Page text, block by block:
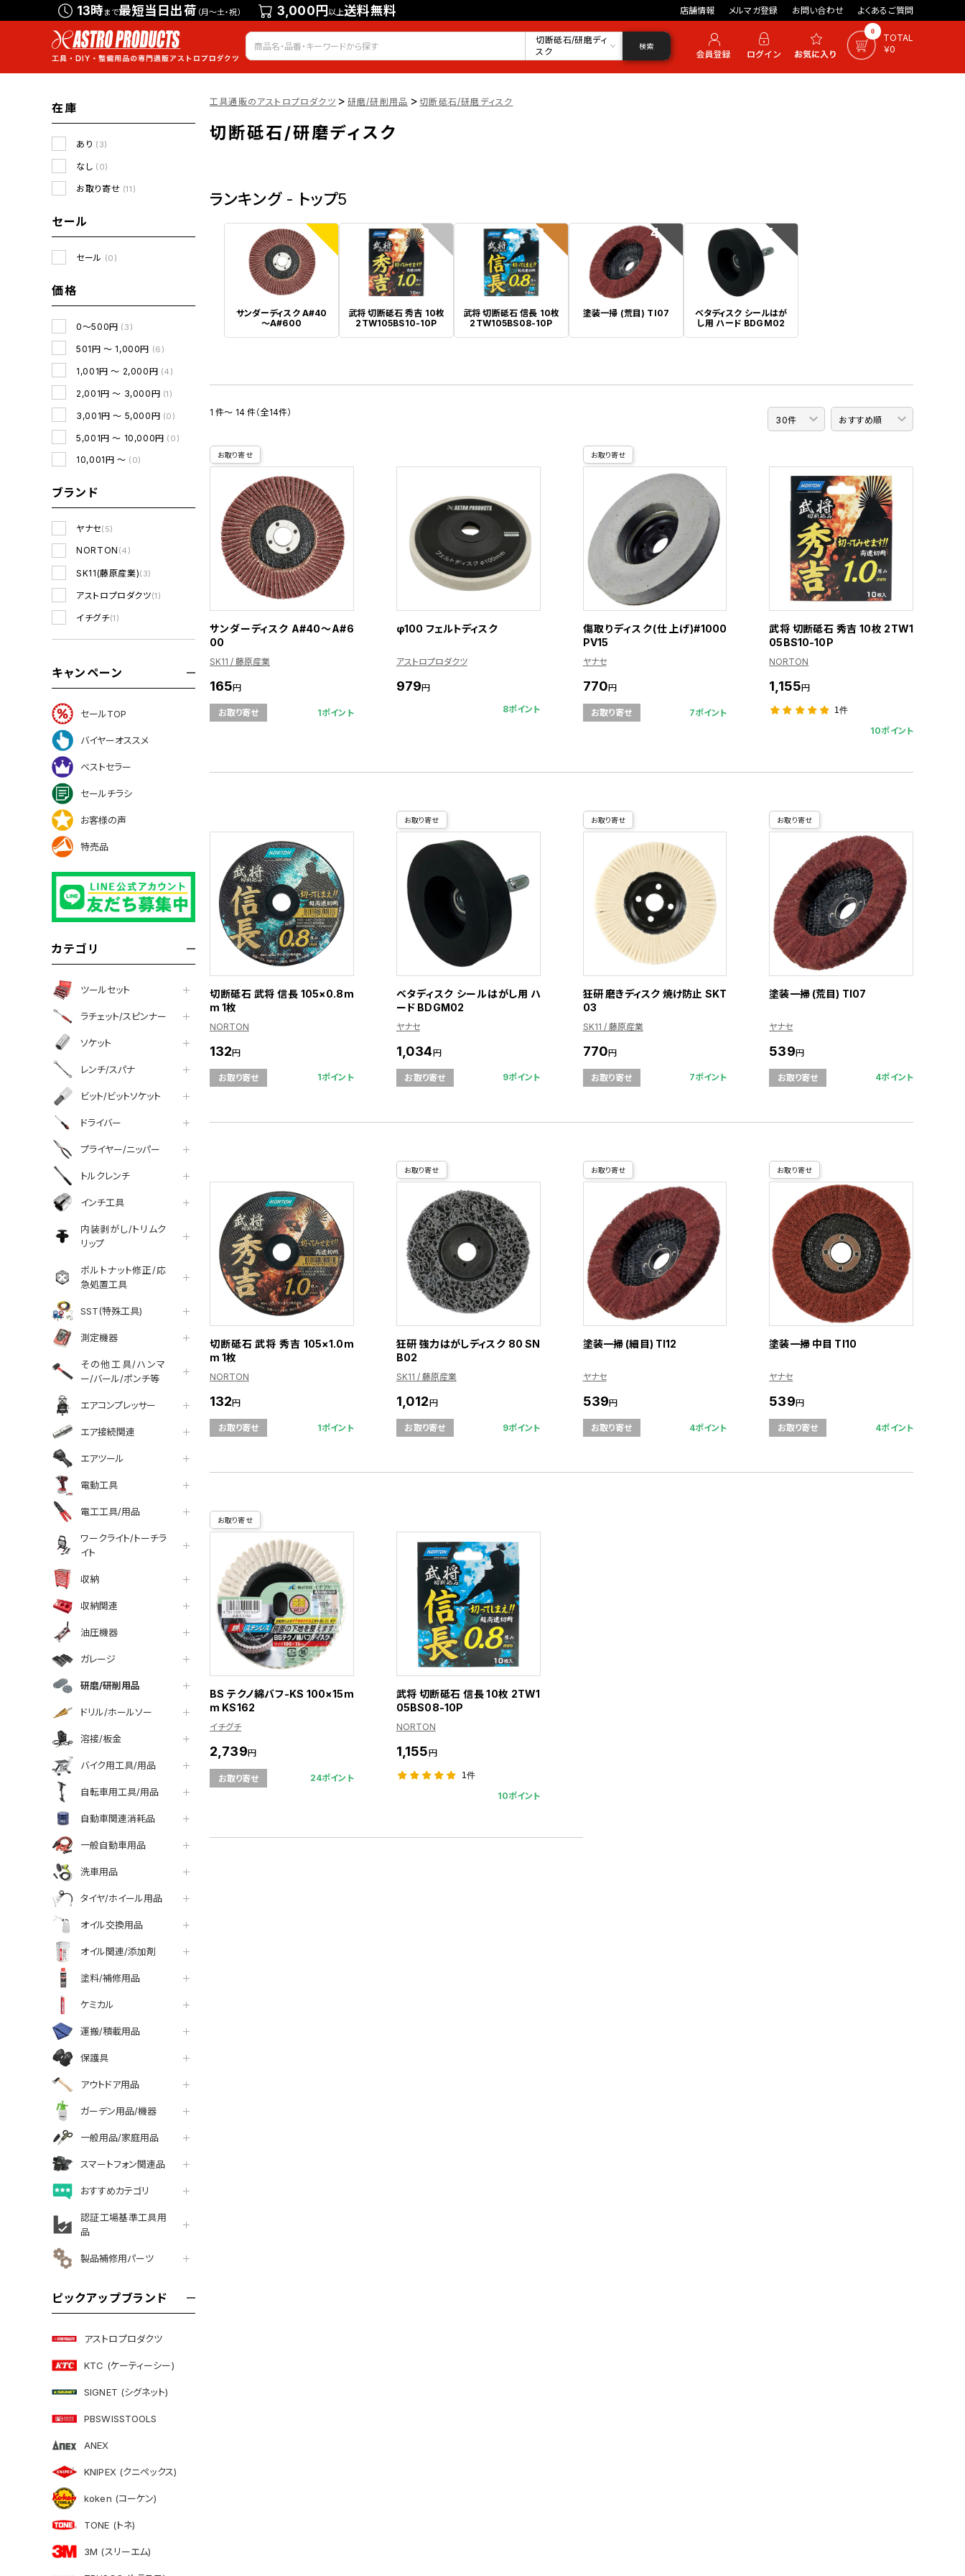
13時まで最短当日出荷 （月～土・祝） 3,000円以上送料無料 店舗情報 メルマガ登録 お問い合わせ よくあるご質問
会員登録 ログイン お気に入り 0
TOTAL
￥0
切断砥石/研磨ディ
スク
検索
在庫
あり (3)
なし (0)
お取り寄せ (11)
セール
セール (0)
価格
0～500円 (3)
501円 ～ 1,000円 (6)
1,001円 ～ 2,000円 (4)
2,001円 ～ 3,000円 (1)
3,001円 ～ 5,000円 (0)
5,001円 ～ 10,000円 (0)
10,001円 ～ (0)
ブランド
ヤナセ(5)
NORTON (4)
SK11(藤原産業)(3)
アストロプロダクツ(1)
イチグチ(1)
キャンペーン
セールTOP
バイヤーオススメ
ベストセラー
セールチラシ
お客様の声
特売品
カテゴリ
ツールセット
ラチェット/スピンナー
ソケット
レンチ/スパナ
ビット/ビットソケット
ドライバー
プライヤー/ニッパー
トルクレンチ
インチ工具
内装剥がし/トリムク
リップ
ボルトナット修正/応
急処置工具
SST(特殊工具)
測定機器
その他工具/ハンマ
ー/バール/ポンチ等
エアコンプレッサー
エア接続関連
エアツール
電動工具
電工工具/用品
ワークライト/トーチラ
イト
収納
収納関連
油圧機器
ガレージ
研磨/研削用品
ドリル/ホールソー
溶接/板金
バイク用工具/用品
自転車用工具/用品
自動車関連消耗品
一般自動車用品
洗車用品
タイヤ/ホイール用品
オイル交換用品
オイル関連/添加剤
塗料/補修用品
ケミカル
運搬/積載用品
保護具
アウトドア用品
ガーデン用品/機器
一般用品/家庭用品
スマートフォン関連品
おすすめカテゴリ
認証工場基準工具用
品
製品補修用パーツ
ピックアップブランド
アストロプロダクツ
KTC (ケーティーシー)
SIGNET (シグネット)
PBSWISSTOOLS
ANEX
KNIPEX (クニペックス)
koken (コーケン)
TONE (トネ)
3M (スリーエム)
工具通販のアストロプロダクツ > 研磨/研削用品 > 切断砥石/研磨ディスク
切断砥石/研磨ディスク
ランキング - トップ5
1
サンダーディスク A#40
～A#600
2
武将 切断砥石 秀吉 10枚
2TW105BS10-10P
3
武将 切断砥石 信長 10枚
2TW105BS08-10P
4
塗装一掃 (荒目) TI07
5
ベタディスク シールはが
し用 ハード BDGM02
1 件～ 14 件（全14件）
お取り寄せ
サンダーディスク A#40～A#6
00
SK11 / 藤原産業
165円
お取り寄せ 1ポイント
φ100 フェルトディスク
アストロプロダクツ
979円
8ポイント
お取り寄せ
傷取りディスク(仕上げ)#1000
PV15
ヤナセ
770円
お取り寄せ 7ポイント
武将 切断砥石 秀吉 10枚 2TW1
05BS10-10P
NORTON
1,155円
1件
10ポイント
切断砥石 武将 信長 105×0.8m
m 1枚
NORTON
132円
お取り寄せ 1ポイント
お取り寄せ
ベタディスク シールはがし用 ハ
ード BDGM02
ヤナセ
1,034円
お取り寄せ 9ポイント
お取り寄せ
狂研 磨きディスク 焼け防止 SKT
03
SK11 / 藤原産業
770円
お取り寄せ 7ポイント
お取り寄せ
塗装一掃 (荒目) TI07
ヤナセ
539円
お取り寄せ 4ポイント
切断砥石 武将 秀吉 105×1.0m
m 1枚
NORTON
132円
お取り寄せ 1ポイント
お取り寄せ
狂研 強力はがしディスク 80 SN
B02
SK11 / 藤原産業
1,012円
お取り寄せ 9ポイント
お取り寄せ
塗装一掃 (細目) TI12
ヤナセ
539円
お取り寄せ 4ポイント
お取り寄せ
塗装一掃 中目 TI10
ヤナセ
539円
お取り寄せ 4ポイント
お取り寄せ
BS テクノ綿バフ-KS 100×15m
m KS162
イチグチ
2,739円
お取り寄せ 24ポイント
武将 切断砥石 信長 10枚 2TW1
05BS08-10P
NORTON
1,155円
1件
10ポイント